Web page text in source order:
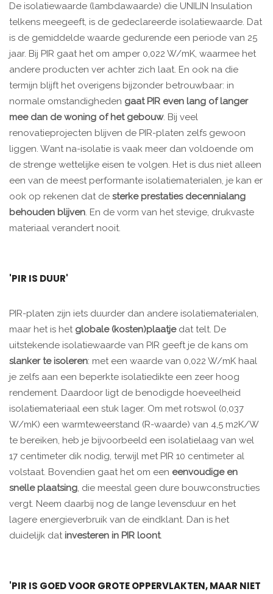
De isolatiewaarde (lambdawaarde) die UNILIN Insulation
telkens meegeeft, is de gedeclareerde isolatiewaarde. Dat
is de gemiddelde waarde gedurende een periode van 25
jaar. Bij PIR gaat het om amper 0,022 W/mK, waarmee het
andere producten ver achter zich laat. En ook na die
termijn blijft het overigens bijzonder betrouwbaar: in
normale omstandigheden gaat PIR even lang of langer
mee dan de woning of het gebouw. Bij veel
renovatieprojecten blijven de PIR-platen zelfs gewoon
liggen. Want na-isolatie is vaak meer dan voldoende om
de strenge wettelijke eisen te volgen. Het is dus niet alleen
een van de meest performante isolatiematerialen, je kan er
ook op rekenen dat de sterke prestaties decennialang
behouden blijven. En de vorm van het stevige, drukvaste
materiaal verandert nooit.
'PIR IS DUUR'
PIR-platen zijn iets duurder dan andere isolatiematerialen,
maar het is het globale (kosten)plaatjedat telt. De
uitstekende isolatiewaarde van PIR geeft je de kans om
slanker te isoleren: met een waarde van 0,022 W/mK haal
je zelfs aan een beperkte isolatiedikte een zeer hoog
rendement. Daardoor ligt de benodigde hoeveelheid
isolatiemateriaal een stuk lager. Om met rotswol (0,037
W/mK) een warmteweerstand (R-waarde) van 4,5 m2K/W
te bereiken, heb je bijvoorbeeld een isolatielaag van wel
17 centimeter dik nodig, terwijl met PIR 10 centimeter al
volstaat. Bovendien gaat het om een eenvoudige en
snelle plaatsing, die meestal geen dure bouwconstructies
vergt. Neem daarbij nog de lange levensduur en het
lagere energieverbruik van de eindklant. Dan is het
duidelijk dat investeren in PIR loont.
'PIR IS GOED VOOR GROTE OPPERVLAKTEN, MAAR NIET